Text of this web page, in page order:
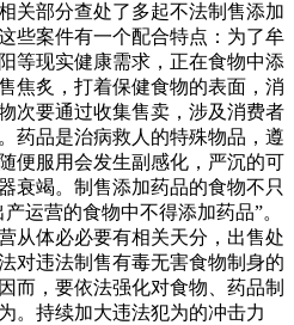
关部分查处了多起不法制售添加
些案件有一个配合特点：为了牟
等现实健康需求，正在食物中添
焦炙，打着保健食物的表面，消
次要通过收集售卖，涉及消费者
药品是治病救人的特殊物品，遵
便服用会发生副感化，严沉的可
衰竭。制售添加药品的食物不只
运营的食物中不得添加药品”。
从体必必要有相关天分，出售处
对违法制售有毒无害食物制身的
而，要依法强化对食物、药品制
。持续加大违法犯为的冲击力